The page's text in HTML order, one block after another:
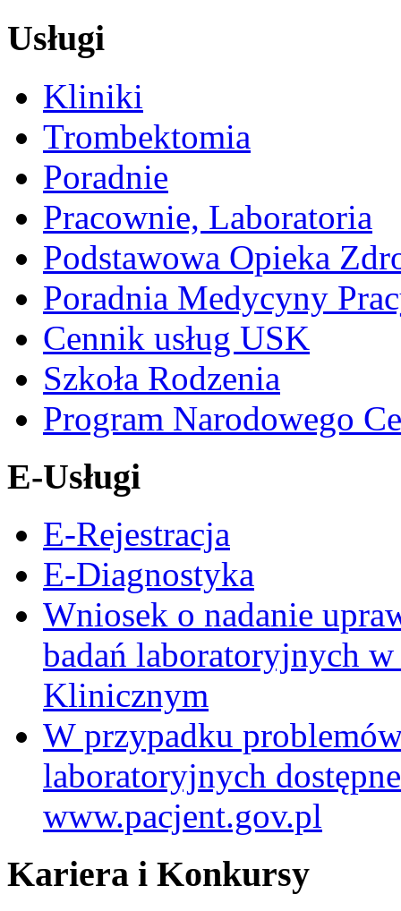
Usługi
Kliniki
Trombektomia
Poradnie
Pracownie, Laboratoria
Podstawowa Opieka
Poradnia Medycyny
Cennik usług USK
Szkoła Rodzenia
Program Narodowego
E-Usługi
E-Rejestracja
E-Diagnostyka
Wniosek o nadanie
badań laboratoryjnych
Klinicznym
W przypadku
laboratoryjnych
www.pacjent.gov.pl
Kariera i Konkursy